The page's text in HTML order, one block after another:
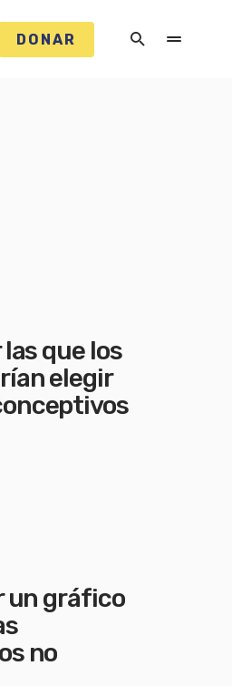
DONAR
que los
elegir
un gráfico
no